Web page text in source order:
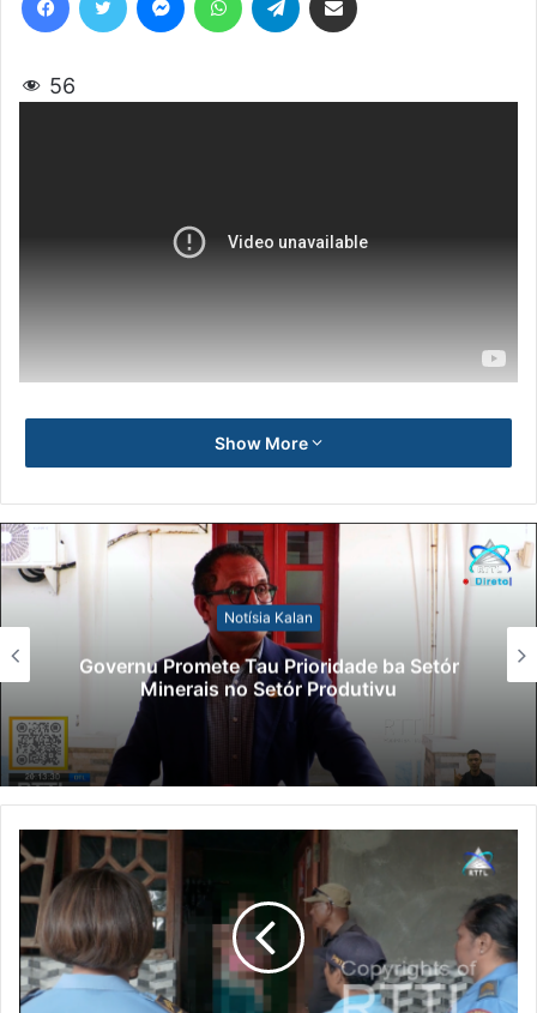
56
Show More
Notísia Kalan
Governu Promete Tau Prioridade ba Setór
Minerais no Setór Produtivu